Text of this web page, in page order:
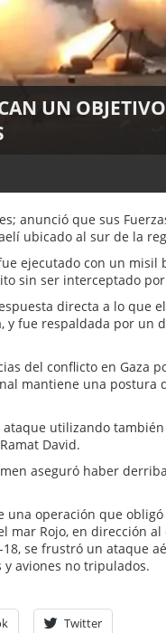
UN
anunció que sus
ubicado al sur de la
ejecutado con un misil
sin ser interceptado
directa a lo que
y fue respaldada por un
del conflicto en Gaza
mantiene una postura
ataque utilizando
David.
aseguró haber
una operación que
mar Rojo, en dirección
se frustró un ataque
aviones no tripulados.
Twitter